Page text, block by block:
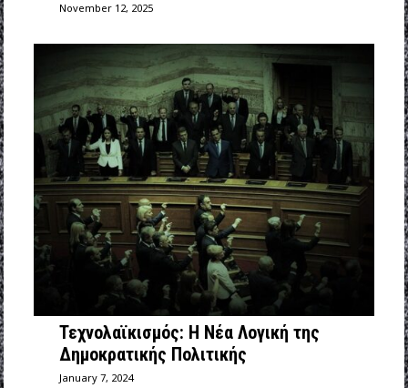
November 12, 2025
Τεχνολαϊκισμός: Η Νέα Λογική της
Δημοκρατικής Πολιτικής
January 7, 2024